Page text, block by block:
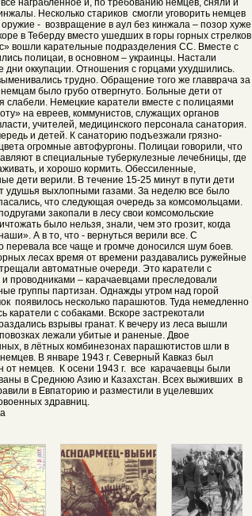
награбленное и, по требованию немцев, сняли и
Несколько стариков смогли уговорить немцев
оружие - возвращение в аул без кинжала – позор хуже
в Теберду вместо ушедших в горы горных стрелков
вошли карательные подразделения СС. Вместе с
полицаи, в основном – украинцы. Настали
дни оккупации. Отношения с горцами ухудшились.
трудно. Обращение того же главврача за
было грубо отвергнуто. Больные дети от
слабели. Немецкие каратели вместе с полицаями
на евреев, коммунистов, служащих органов
учителей, медицинского персонала санатория.
и детей. К санаторию подъезжали грязно-
огромные автофургоны. Полицаи говорили, что
в специальные туберкулезные лечебницы, где
и хорошо кормить. Обессиленные,
дети верили. В течение 15-25 минут в пути дети
удушья выхлопными газами. За неделю все было
что следующая очередь за комсомольцами.
закопали в лесу свои комсомольские
было нельзя, знали, чем это грозит, когда
А в то, что - вернуться верили все. С
перевала все чаще и громче доносился шум боев.
лесах время от времени раздавались ружейные
автоматные очереди. Это каратели с
проводниками – карачаевцами преследовали
группы партизан. Однажды утром над горой
появилось несколько парашютов. Туда немедленно
каратели с собаками. Вскоре застрекотали
взрывы гранат. К вечеру из леса вышли
лежали убитые и раненые. Двое
в лётных комбинезонах парашютистов шли в
В январе 1943 г. Северный Кавказ был
от немцев. К осени 1943 г. все карачаевцы были
в Среднюю Азию и Казахстан. Всех выживших в
в Евпаторию и разместили в уцелевших
здравниц.